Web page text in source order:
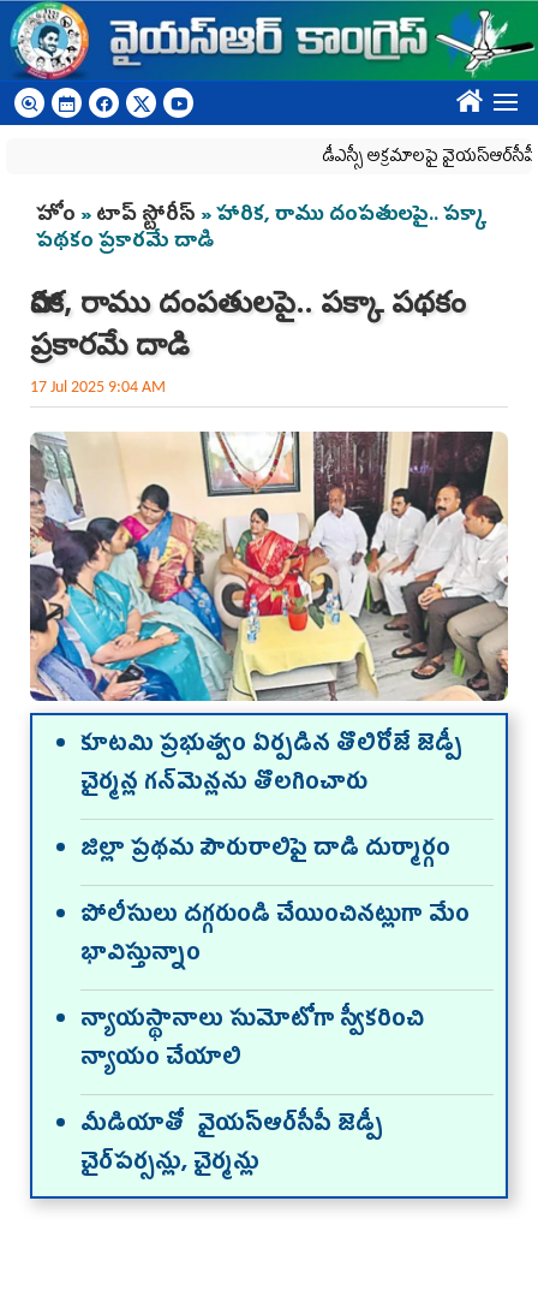
Skip to main content
????
డీఎస్సీ అక్రమాలపై వైయ‌స్ఆర్‌సీపీ
You are here
హోం »టాప్ స్టోరీస్ » హారిక, రాము దంపతులపై.. పక్కా
పథకం ప్రకారమే దాడి
హారిక, రాము దంపతులపై.. పక్కా పథకం
ప్రకారమే దాడి
17 Jul 2025 9:04 AM
కూటమి ప్రభుత్వం ఏర్పడిన తొలిరోజే జెడ్పీ
చైర్మన్ల గన్‌మెన్లను తొలగించారు
జిల్లా ప్రథమ పౌరురాలిపై దాడి దుర్మార్గం
పోలీసులు దగ్గరుండి చేయించినట్లుగా మేం
భావిస్తున్నాం
న్యాయస్థానాలు సుమోటోగా స్వీకరించి
న్యాయం చేయాలి
మీడియాతో వైయ‌స్ఆర్‌సీపీ జెడ్పీ
చైర్‌పర్సన్లు, చైర్మన్లు